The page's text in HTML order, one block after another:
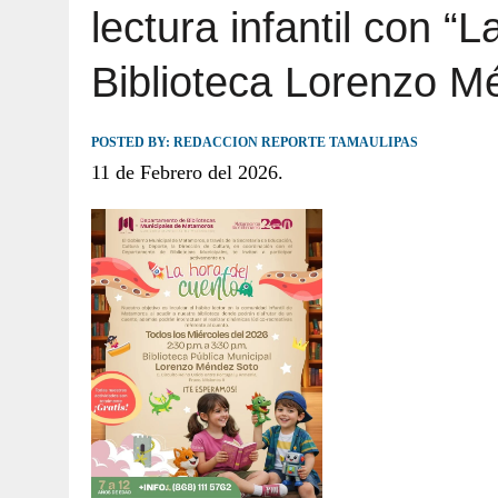
JULIO 30, 2026 TAMAULIPAS TE INVITA A DESCUBRIR EL
lectura infantil con
Biblioteca Lorenzo
POSTED BY: REDACCION REPORTE TAMAULIPAS
11 de Febrero del 2026.